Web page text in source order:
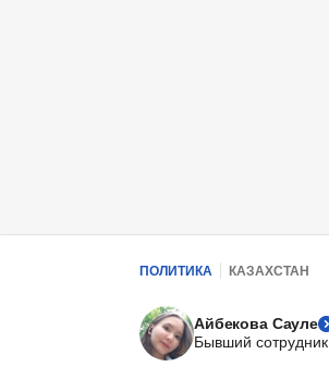
ПОЛИТИКА КАЗАХСТАН
Айбекова Сауле
Бывший сотрудник